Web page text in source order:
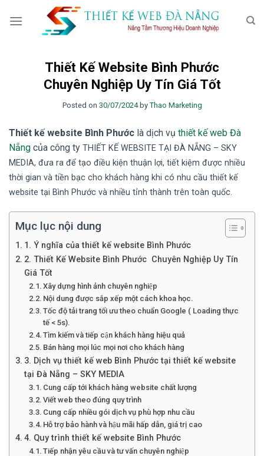
Thiết Kế Website Bình Phước
Chuyên Nghiệp Uy Tín Giá Tốt
Posted on 30/07/2024by Thao Marketing
Thiết kế website Bình Phước là dịch vụ thiết kế web Đà
Nẵng của công ty TH IẾT KẾ WEBSITE TẠI ĐÀ NẴNG – SKY
MEDIA, đưa ra để tạo điều kiện thuận lợi, tiết kiệm được nhiều
thời gian và tiền bạc cho khách hàng khi có nhu cầu thiết kế
website tại Bình Phước và nhiều tỉnh thành trên toàn quốc.
Mục lục nội dung
1. Ý nghĩa của thiết kế website Bình Phước
2. Thiết Kế Website Bình Phước Chuyên Nghiệp Uy Tín
Giá Tốt
Xây dựng hình ảnh chuyên nghiệp
Nội dung được sắp xếp một cách khoa học.
Tốc độ tải trang tối ưu theo chuẩn Google ( Loading thực
tế < 5s).
Tìm kiếm và tiếp cận khách hàng hiệu quả
Bán hàng mọi lúc mọi nơi cho khách hàng
3. Dịch vụ thiết kế web Bình Phước tại thiết kế website
tại Đà Nẵng – SKY MEDIA
Cung cấp tới khách hàng website chất lượng
Viết web theo đúng quy trình
Cung cấp nhiều gói dịch vụ phù hợp nhu cầu
Hỗ trợ bảo hành và hậu mãi hấp dẫn, giá trị cao
4. Quy trình thiết kế website Bình Phước
Tiếp nhận yêu cầu và tư vấn chuyên nghiệp